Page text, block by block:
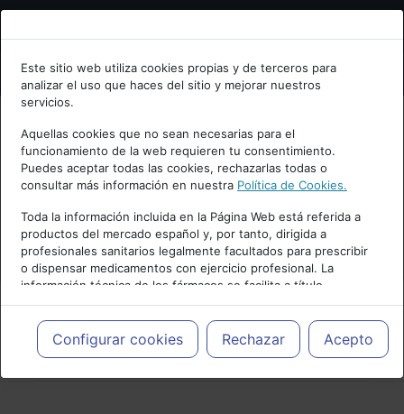
Bienvenid@ a psiquiatria.com
Escribe tu Email
Accede o regístrate con tu email.
Cancelar
Este sitio web utiliza cookies propias y de terceros para
analizar el uso que haces del sitio y mejorar nuestros
servicios.
Aquellas cookies que no sean necesarias para el
funcionamiento de la web requieren tu consentimiento.
Puedes aceptar todas las cookies, rechazarlas todas o
consultar más información en nuestra Política de Cookies.
Toda la información incluida en la Página Web está referida a
productos del mercado español y, por tanto, dirigida a
profesionales sanitarios legalmente facultados para prescribir
o dispensar medicamentos con ejercicio profesional. La
información técnica de los fármacos se facilita a título
meramente informativo, siendo responsabilidad de los
profesionales facultados prescribir medicamentos y decidir, en
cada caso concreto, el tratamiento más adecuado a las
necesidades del paciente.
Configurar cookies Rechazar Acepto
PUBLICIDAD